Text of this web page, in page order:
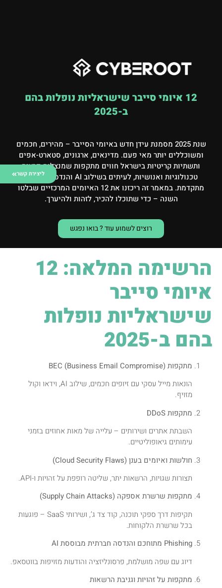
ליצירת קשר
‎12 איומי סייבר שישראליות נופלות בהם
ב-2025
שנת 2025 מסמנת עידן חדש באיומי הסייבר – מהירים, חכמים
ומשוכללים יותר מאי פעם. מדינאים, ארגונים, סטארט-אפים
ותשתיות קריטיות בישראל חווים מתקפות שמנצלות פרצות
טכנולוגיות ואנושיות, לעיתים בשילוב AI והנדסה חברתית
מתקדמת. במאמר זה ריכזנו את 12 האיומים המרכזיים שבלטו
השנה – כדי שתוכלו להכיר, לזהות ולהיערך.
רוצים לשמוע עוד ? בואו נפגש
הרשימה המלאה: 12
איומי סייבר
שישראליות נופלות
בהם ב-2025
מתקפות BEC (Business Email Compromise)
הונאות מייל עסקי עם זיופים חכמים, שילוב AI, וידאו וקול
מזויף.
מתקפות DDoS
השבתת אתרים ושירותים – עלייה של מאות אחוזים בזמני
עימותים גיאופוליטיים.
חולשות ואיומים בענן (Cloud Security Flaws)
תצורות שגויות, הרשאות יתר, שליטה רופפת על זהויות ו-API.
מתקפות שרשרת אספקה (Supply Chain Attacks)
תקיפות דרך ספקי תוכנה, קוד צד ג’, ושירותי SaaS – פוגעות
בכל שרשרת הלקוחות.
Phishing מתוחכם והנדסה חברתית מבוססת AI
דיוג עם שפה מושלמת, פרסונליזציה והודעות מזויפות בווטסאפ.
מתקפות על זהויות וגניבת הרשאות